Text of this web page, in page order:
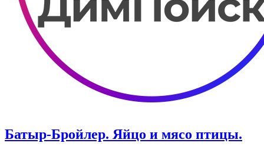
Батыр-Бройлер. Яйцо и мясо птицы.